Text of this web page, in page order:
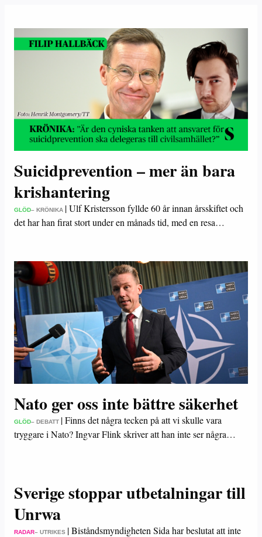
Suicidprevention – mer än bara
krishantering
GLÖD– KRÖNIKA |Ulf Kristersson fyllde 60 år innan årsskiftet och
det har han firat stort under en månads tid, med en resa…
Nato ger oss inte bättre säkerhet
GLÖD– DEBATT |Finns det några tecken på att vi skulle vara
tryggare i Nato? Ingvar Flink skriver att han inte ser några…
Sverige stoppar utbetalningar till
Unrwa
RADAR– UTRIKES |Biståndsmyndigheten Sida har beslutat att inte